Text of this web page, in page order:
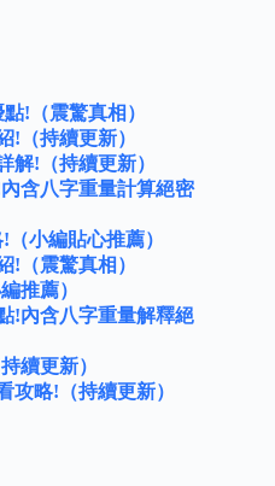
!（震驚真相）
!（持續更新）
解!（持續更新）
含八字重量計算絕密
小編貼心推薦）
!（震驚真相）
推薦）
!內含八字重量解釋絕
續更新）
攻略!（持續更新）